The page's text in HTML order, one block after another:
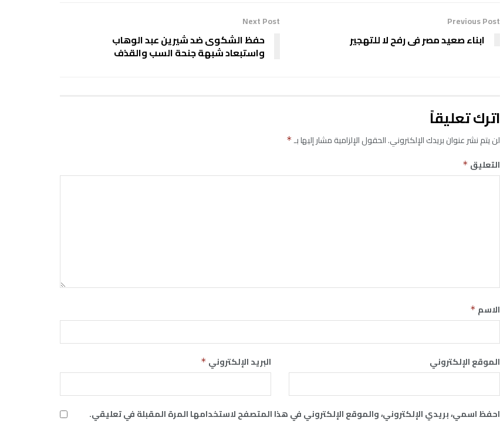
Previous Post
ابناء صعيد مصر فى رفح لا للتهجير
Next Post
حفظ الشكوى ضد شيرين عبد الوهاب
واستبعاد شبهة جنحة السب والقذف
اترك تعليقاً
لن يتم نشر عنوان بريدك الإلكتروني.الحقول الإلزامية مشار إليها بـ*
التعليق *
الاسم *
البريد الإلكتروني * الموقع الإلكتروني
احفظ اسمي، بريدي الإلكتروني، والموقع الإلكتروني في هذا المتصفح لاستخدامها المرة المقبلة في تعليقي.